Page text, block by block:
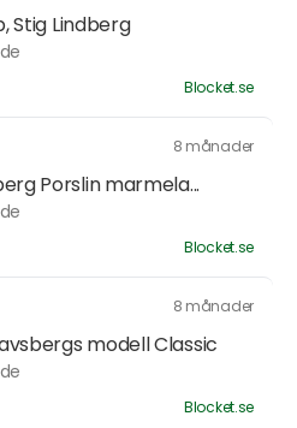
Stig Lindberg
Blocket.se
8 månader
Porslin marmela...
Blocket.se
8 månader
modell Classic
Blocket.se